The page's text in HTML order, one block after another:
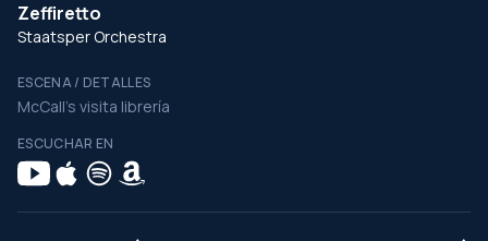
Zeffiretto
Staatsper Orchestra
ESCENA / DETALLES
McCall's visita librería
ESCUCHAR EN